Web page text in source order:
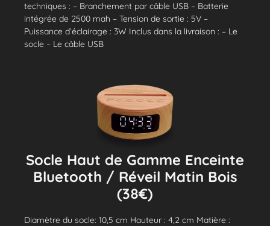
techniques : – Branchement par câble USB – Batterie
intégrée de 2500 mah – Tension de sortie : 5V –
Puissance d’éclairage : 3W Inclus dans la livraison : – Le
socle – Le câble USB
Socle Haut de Gamme Enceinte
Bluetooth / Réveil Matin Bois
(38€)
Diamètre du socle: 10,5 cm Hauteur : 4,2 cm Matière :